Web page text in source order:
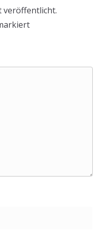
veröffentlicht.